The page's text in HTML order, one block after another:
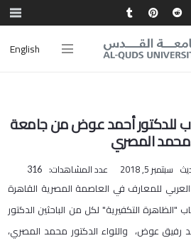
English
للدكتور أحمد عوض من جامعة
محمد المصري
سبتمبر 5, 2018 عدد المشاهدات: 316
للمعارف في العاصمة المصرية القاهرة
"الظاهرة التكفيرية" لكل من الباحثين الدكتور
عوض، واللواء الدكتور محمد المصري،